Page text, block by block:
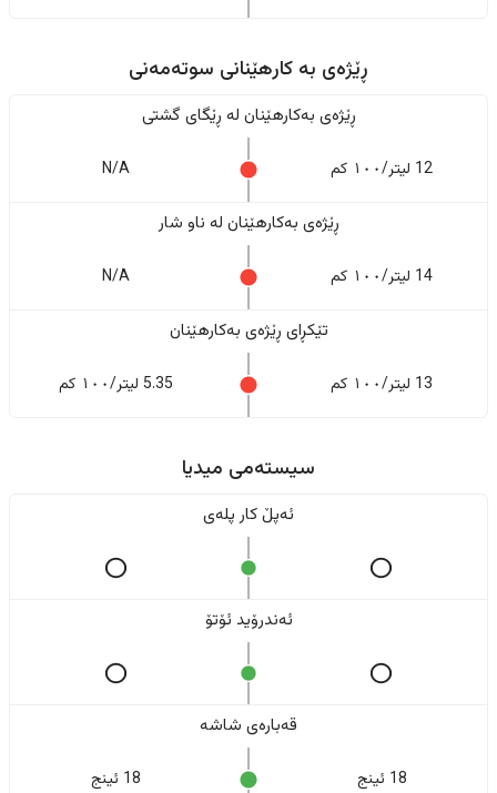
ڕێژەى به کارهێنانی سوتەمەنی
ڕێژەى بەکارهێنان له ڕێگای گشتی
12 لیتر/١٠٠ کم N/A
ڕێژەى بەکارهێنان له ناو شار
14 لیتر/١٠٠ کم N/A
تێکڕای ڕێژەى بەکارهێنان
13 لیتر/١٠٠ کم 5.35 لیتر/١٠٠ کم
سیستەمی میدیا
ئەپڵ کار پلەی
ئەندرۆید ئۆتۆ
قەبارەی شاشە
18 ئینج 18 ئینج